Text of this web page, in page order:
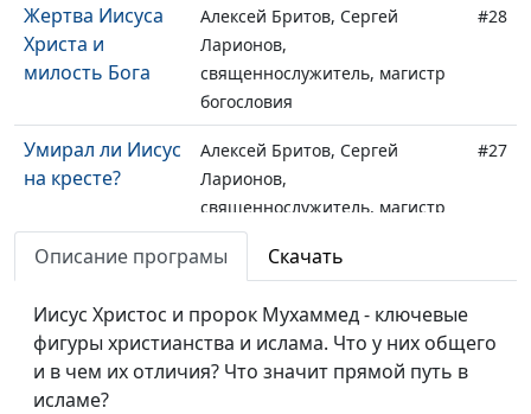
Жертва Иисуса
Христа и
милость Бога
Алексей Бритов, Сергей
Ларионов,
священнослужитель, магистр
богословия
#28
Умирал ли Иисус
на кресте?
Алексей Бритов, Сергей
Ларионов,
священнослужитель, магистр
богословия
#27
пожертвования
Алексей Бритов, Джобир
Исмаилович Исхаков, магистр
теологии, религиовед
#26
Молитва и
Алексей Бритов, Джобир
Описание програмы Скачать
Иисус Христос и пророк Мухаммед - ключевые
фигуры христианства и ислама. Что у них общего
и в чем их отличия? Что значит прямой путь в
исламе?